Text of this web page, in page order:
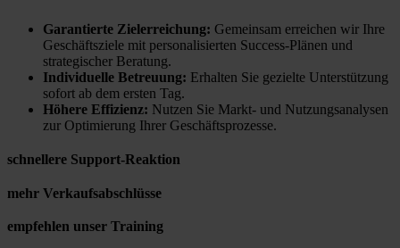
Garantierte Zielerreichung: Gemeinsam erreichen wir Ihre
Geschäftsziele mit personalisierten Success-Plänen und
strategischer Beratung.
Individuelle Betreuung: Erhalten Sie gezielte Unterstützung
sofort ab dem ersten Tag.
Höhere Effizienz: Nutzen Sie Markt- und Nutzungsanalysen
zur Optimierung Ihrer Geschäftsprozesse.
schnellere Support-Reaktion
mehr Verkaufsabschlüsse
empfehlen unser Training